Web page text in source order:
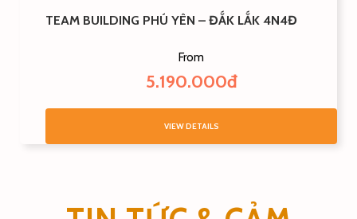
TEAM BUILDING PHÚ YÊN – ĐẮK LẮK 4N4Đ
From
5.190.000đ
VIEW DETAILS